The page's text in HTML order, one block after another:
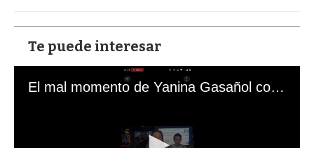
Te puede interesar
El mal momento de Yanina Gasañol con un hincha argentino en "Subrayado"